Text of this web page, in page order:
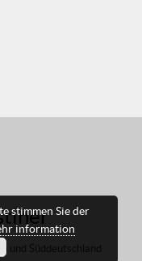
und Süddeutschland
stimmen Sie der
information